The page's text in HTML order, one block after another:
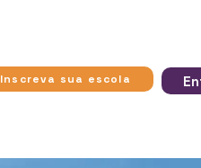
Inscreva sua escola